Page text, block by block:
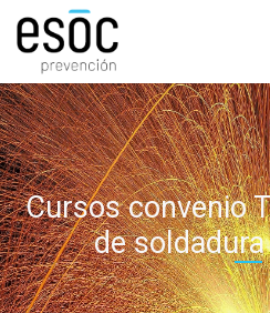
Cursos convenio
de